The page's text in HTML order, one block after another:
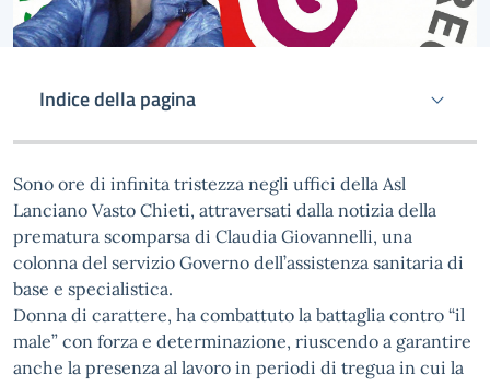
Indice della pagina
Sono ore di infinita tristezza negli uffici della Asl
Lanciano Vasto Chieti, attraversati dalla notizia della
prematura scomparsa di Claudia Giovannelli, una
colonna del servizio Governo dell’assistenza sanitaria di
base e specialistica.
Donna di carattere, ha combattuto la battaglia contro “il
male” con forza e determinazione, riuscendo a garantire
anche la presenza al lavoro in periodi di tregua in cui la